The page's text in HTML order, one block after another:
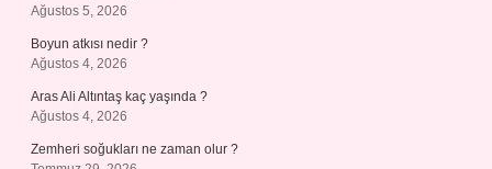
Ağustos 5, 2026
Boyun atkısı nedir ?
Ağustos 4, 2026
Aras Ali Altıntaş kaç yaşında ?
Ağustos 4, 2026
Zemheri soğukları ne zaman olur ?